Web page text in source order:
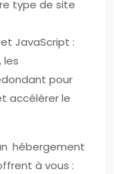
type de site
et JavaScript :
les
pour
accélérer le
hébergement
à vous :